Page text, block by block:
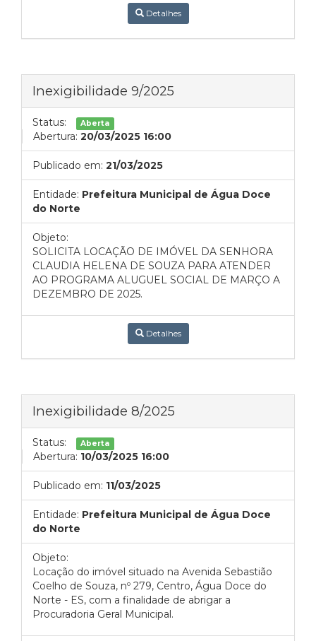
Detalhes
Inexigibilidade 9/2025
Status: Aberta
Abertura: 20/03/2025 16:00
Publicado em: 21/03/2025
Entidade: Prefeitura Municipal de Água Doce
do Norte
Objeto:
SOLICITA LOCAÇÃO DE IMÓVEL DA SENHORA
CLAUDIA HELENA DE SOUZA PARA ATENDER
AO PROGRAMA ALUGUEL SOCIAL DE MARÇO A
DEZEMBRO DE 2025.
Detalhes
Inexigibilidade 8/2025
Status: Aberta
Abertura: 10/03/2025 16:00
Publicado em: 11/03/2025
Entidade: Prefeitura Municipal de Água Doce
do Norte
Objeto:
Locação do imóvel situado na Avenida Sebastião
Coelho de Souza, nº 279, Centro, Água Doce do
Norte - ES, com a finalidade de abrigar a
Procuradoria Geral Municipal.